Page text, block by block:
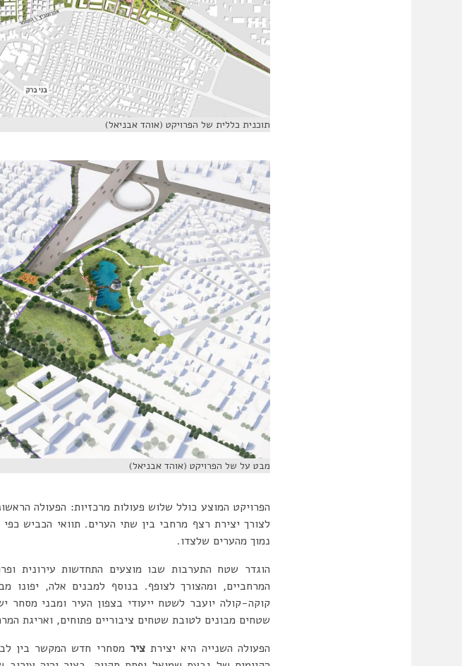
תוכנית כללית של הפרויקט (אוהד אבניאל)
מבט על של הפרויקט (אוהד אבניאל)
הפרויקט המוצע כולל שלוש פעולות מרכזיות: הפעולה
לצורך יצירת רצף מרחבי בין שתי הערים. תוואי הכביש
נמוך מהערים שלצדו.
הוגדר שטח התערבות שבו מוצעים התחדשות עירונית
המרחביים, ומהצורך לצופף. בנוסף למבנים אלה,
קוקה-קולה יועבר לשטח ייעודי בצפון העיר ומבני מסחר
שטחים מבונים לטובת שטחים ציבוריים פתוחים, ואריגת
הפעולה השנייה היא יצירתציר מסחרי חדש המקשר בין